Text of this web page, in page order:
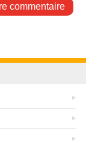
commentaire